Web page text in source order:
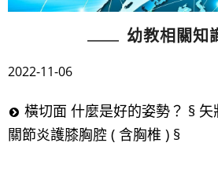
幼教相關知
2022-11-06
橫切面 什麼是好的姿勢？ § 矢
關節炎護膝胸腔 ( 含胸椎 ) §